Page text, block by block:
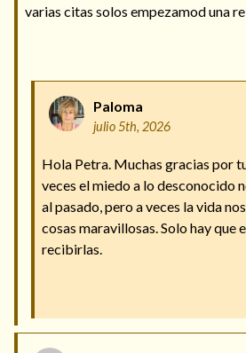
varias citas solos empezamod una
Paloma
julio 5th, 2026
Hola Petra. Muchas gracias por
veces el miedo a lo desconocido
al pasado, pero a veces la vida
cosas maravillosas. Solo hay que
recibirlas.